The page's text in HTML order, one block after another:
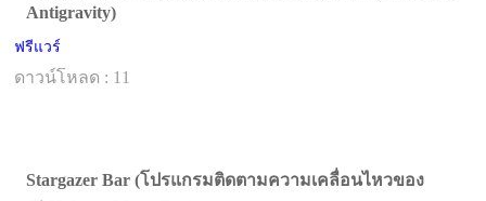
Antigravity)
ฟรีแวร์
ดาวน์โหลด : 11
Stargazer Bar (โปรแกรมติดตามความเคลื่อนไหวของ